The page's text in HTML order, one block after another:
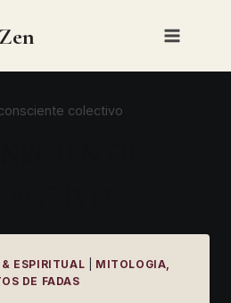
colectivo
& ESPIRITUAL
MITOLOGIA,
DE FADAS